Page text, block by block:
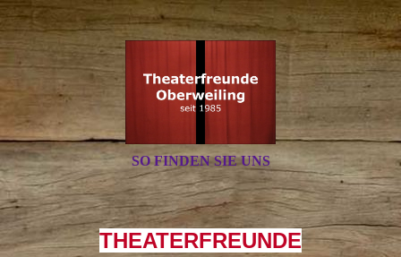
SO FINDEN SIE UNS
THEATERFREUNDE